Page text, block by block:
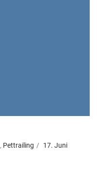
, Pettrailing
17. Juni